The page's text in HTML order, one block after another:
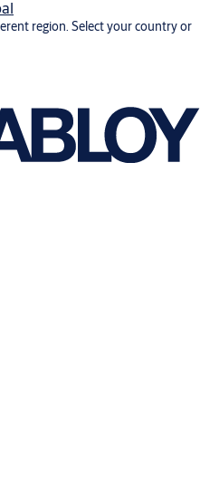
region. Select your country or